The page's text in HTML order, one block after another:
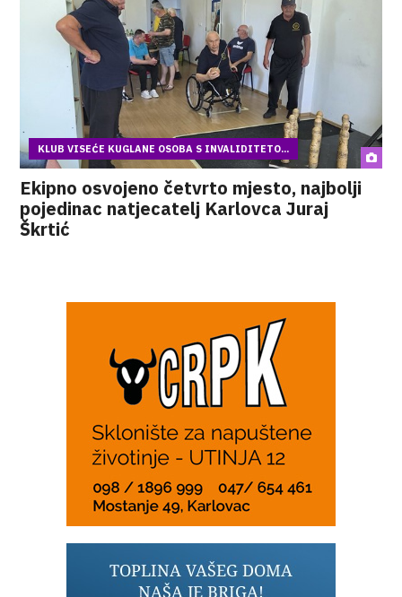
KLUB VISEĆE KUGLANE OSOBA S INVALIDITETO...
Ekipno osvojeno četvrto mjesto, najbolji
pojedinac natjecatelj Karlovca Juraj
Škrtić